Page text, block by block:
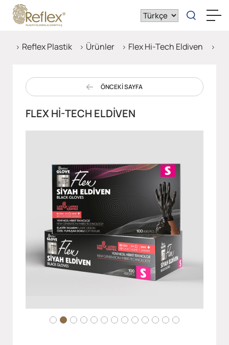
Reflex Plastik Ürünler Flex Hi-Tech Eldiven
ÖNCEKİ SAYFA
FLEX HI-TECH ELDIVEN